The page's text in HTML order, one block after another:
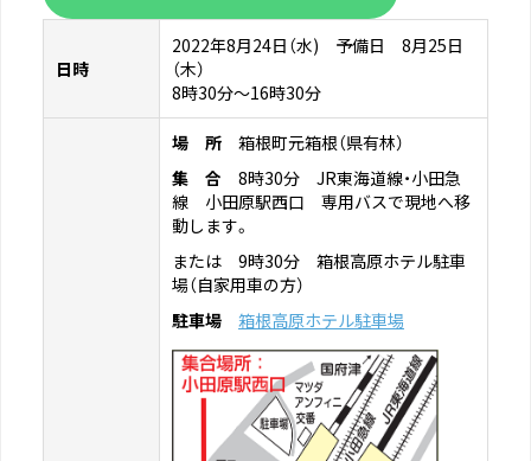
日時
2022年8月24日（水) 予備日 8月25日
（木）
8時30分～16時30分
場 所 箱根町元箱根（県有林）
集 合 8時30分 JR東海道線・小田急
線 小田原駅西口 専用バスで現地へ移
動します。
または 9時30分 箱根高原ホテル駐車
場（自家用車の方）
駐車場
箱根高原ホテル駐車場